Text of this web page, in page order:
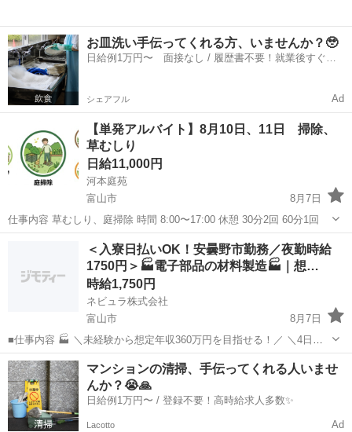
お皿洗い手伝ってくれる方、いませんか？🥹
日給例1万円〜 面接なし / 履歴書不要！就業後すぐに
シェアフル Ad
【単発アルバイト】8月10日、11日 掃除、
草むしり
日給11,000円
河本庭苑
富山市
8月7日
仕事内容 草むしり、庭掃除 時間 8:00〜17:00 休憩 30分2回 60分1回
軽作業
＜入寮日払いOK！安曇野市勤務／夜勤時給
1750円＞🏭電子部品の材料製造🏭｜想…
時給1,750円
ネビュラ株式会社
富山市
8月7日
■仕事内容 🏭 ＼未経験から想定年収360万円を目指せる！／ ＼4日働
いたら2日休み！平日休みも取れる勤務スタイル！／ ＼日払いOK！給
与日前の急な出費にも対応可能！／ スマートフォンや家電などに使用
される、電子...
富山 富山市 4勤2休
マンションの清掃、手伝ってくれる人いませ
んか？😭🙏
日給例1万円〜 / 登録不要！高時給求人多数✨
Lacotto Ad